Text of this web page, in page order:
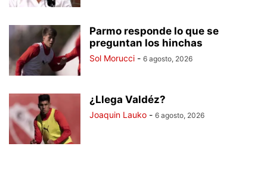
Parmo responde lo que se
preguntan los hinchas
Sol Morucci - 6 agosto, 2026
¿Llega Valdéz?
Joaquin Lauko - 6 agosto, 2026